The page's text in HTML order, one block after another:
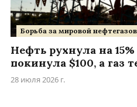
Борьба за мировой
Нефть рухнула на
покинула $100, а газ
28 июля 2026 г.